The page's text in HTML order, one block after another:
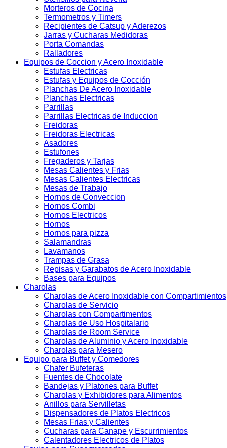
Morteros de Cocina
Termometros y Timers
Recipientes de Catsup y Aderezos
Jarras y Cucharas Medidoras
Porta Comandas
Ralladores
Equipos de Coccion y Acero Inoxidable
Estufas Electricas
Estufas y Equipos de Cocción
Planchas De Acero Inoxidable
Planchas Electricas
Parrillas
Parrillas Electricas de Induccion
Freidoras
Freidoras Electricas
Asadores
Estufones
Fregaderos y Tarjas
Mesas Calientes y Frias
Mesas Calientes Electricas
Mesas de Trabajo
Hornos de Conveccion
Hornos Combi
Hornos Electricos
Hornos
Hornos para pizza
Salamandras
Lavamanos
Trampas de Grasa
Repisas y Garabatos de Acero Inoxidable
Bases para Equipos
Charolas
Charolas de Acero Inoxidable con Compartimientos
Charolas de Servicio
Charolas con Compartimentos
Charolas de Uso Hospitalario
Charolas de Room Service
Charolas de Aluminio y Acero Inoxidable
Charolas para Mesero
Equipo para Buffet y Comedores
Chafer Bufeteras
Fuentes de Chocolate
Bandejas y Platones para Buffet
Charolas y Exhibidores para Alimentos
Anillos para Servilletas
Dispensadores de Platos Electricos
Mesas Frias y Calientes
Cucharas para Canape y Escurrimientos
Calentadores Electricos de Platos